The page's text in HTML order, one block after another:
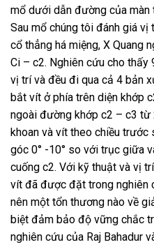
mổ dưới dẫn đường của màn
Sau mổ chúng tôi đánh giá
cổ thẳng há miệng, X Quang
Ci – c2. Nghiên cứu cho
vị trí và đều đi qua cả 4 bản
bắt vít ở phía trên diện khớp
ngoài đường khớp c2 – c3 từ
khoan và vít theo chiều trước
góc 0° -10° so với trục giữa
cuống c2. Với kỹ thuật và vị
vít đã được đặt trong nghiên
nên một tổn thương nào về
biệt đảm bảo độ vững chắc
nghiên cứu của Raj Bahadur